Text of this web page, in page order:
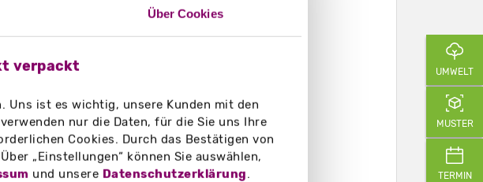
Über Cookies
verpackt
Uns ist es wichtig, unsere Kunden mit den
nur die Daten, für die Sie uns Ihre
Cookies. Durch das Bestätigen von
„Einstellungen“ können Sie auswählen,
und unsere Datenschutzerklärung.
UMWELT
MUSTER
TERMIN